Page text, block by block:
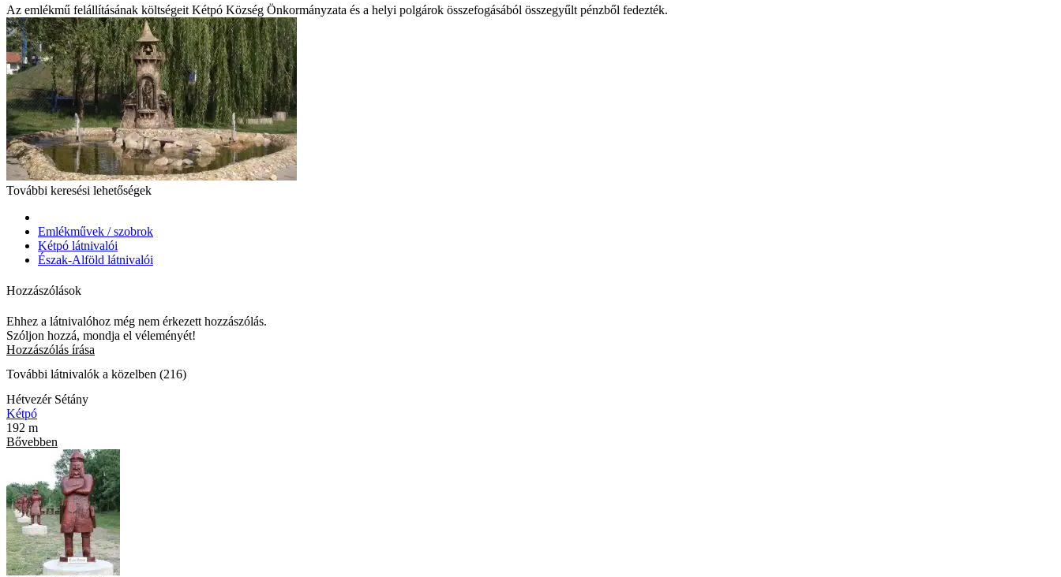
Az emlékmű felállításának költségeit Kétpó Község Önkormányzata és a helyi polgárok összefogásából összegyűlt pénzből fedezték.
További keresési lehetőségek
Emlékművek / szobrok
Kétpó látnivalói
Észak-Alföld látnivalói
Hozzászólások
Ehhez a látnivalóhoz még nem érkezett hozzászólás.
Szóljon hozzá, mondja el véleményét!
Hozzászólás írása
További látnivalók a közelben (216)
Hétvezér Sétány
Kétpó
192 m
Bővebben